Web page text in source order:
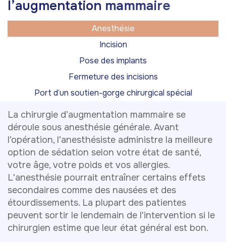
l’augmentation mammaire
Anesthésie
Incision
Pose des implants
Fermeture des incisions
Port d’un soutien-gorge chirurgical spécial
La chirurgie d’augmentation mammaire se
déroule sous anesthésie générale. Avant
l’opération, l’anesthésiste administre la meilleure
option de sédation selon votre état de santé,
votre âge, votre poids et vos allergies.
L'anesthésie pourrait entraîner certains effets
secondaires comme des nausées et des
étourdissements. La plupart des patientes
peuvent sortir le lendemain de l'intervention si le
chirurgien estime que leur état général est bon.